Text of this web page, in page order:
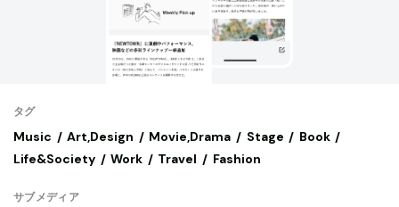
タグ
Music Art,Design Movie,Drama Stage
Book
Life&Society
Work Travel Fashion
サブメディア